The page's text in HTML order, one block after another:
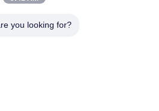
Fabrication de
you looking for?